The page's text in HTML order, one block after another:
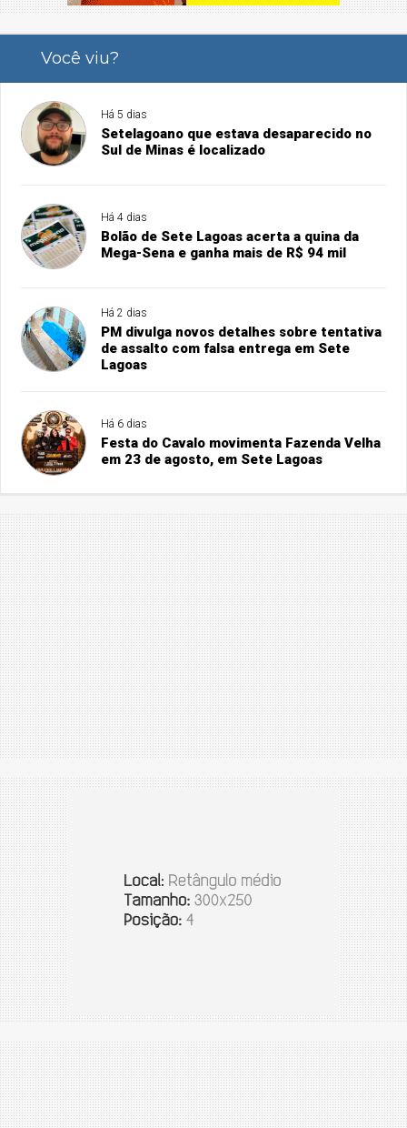
Você viu?
Há 5 dias
Setelagoano que estava desaparecido no
Sul de Minas é localizado
Há 4 dias
Bolão de Sete Lagoas acerta a quina da
Mega-Sena e ganha mais de R$ 94 mil
Há 2 dias
PM divulga novos detalhes sobre tentativa
de assalto com falsa entrega em Sete
Lagoas
Há 6 dias
Festa do Cavalo movimenta Fazenda Velha
em 23 de agosto, em Sete Lagoas